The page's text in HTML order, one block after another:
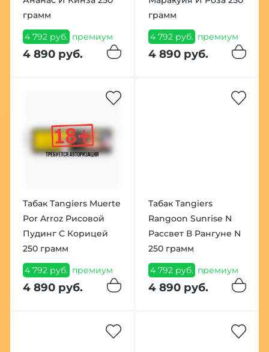
грамм
4 792 руб. премиум
4 890 руб.
грамм
4 792 руб. премиум
4 890 руб.
Табак Tangiers Muerte
Por Arroz Рисовой
Пудинг С Корицей
250 грамм
4 792 руб. премиум
4 890 руб.
Табак Tangiers
Rangoon Sunrise N
Рассвет В Рангуне N
250 грамм
4 792 руб. премиум
4 890 руб.